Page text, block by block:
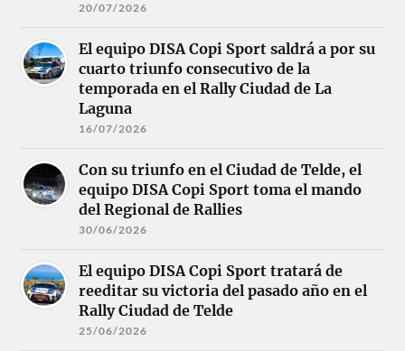
20/07/2026
El equipo DISA Copi Sport saldrá a por su
cuarto triunfo consecutivo de la
temporada en el Rally Ciudad de La
Laguna
16/07/2026
Con su triunfo en el Ciudad de Telde, el
equipo DISA Copi Sport toma el mando
del Regional de Rallies
30/06/2026
El equipo DISA Copi Sport tratará de
reeditar su victoria del pasado año en el
Rally Ciudad de Telde
25/06/2026